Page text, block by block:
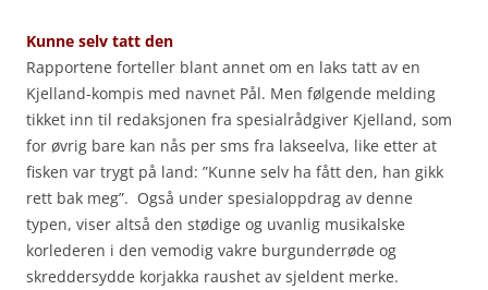
Kunne selv tatt den
Rapportene forteller blant annet om en laks tatt av en
Kjelland-kompis med navnet Pål. Men følgende melding
tikket inn til redaksjonen fra spesialrådgiver Kjelland, som
for øvrig bare kan nås per sms fra lakseelva, like etter at
fisken var trygt på land: ”Kunne selv ha fått den, han gikk
rett bak meg”. Også under spesialoppdrag av denne
typen, viser altså den stødige og uvanlig musikalske
korlederen i den vemodig vakre burgunderrøde og
skreddersydde korjakka raushet av sjeldent merke.